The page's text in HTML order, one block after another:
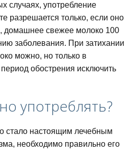
случаях, употребление
разрешается только, если оно
домашнее свежее молоко 100
заболевания. При затихании
можно, но только в
обострения исключить
употреблять?
стало настоящим лечебным
необходимо правильно его